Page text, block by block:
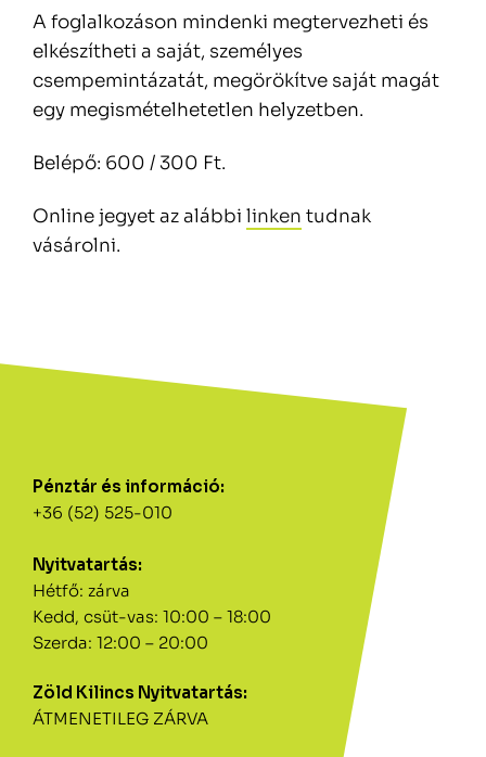
Pénztár és információ:
+36 (52) 525-010
Nyitvatartás:
Hétfő: zárva
Kedd, csüt-vas: 10:00 – 18:00
Szerda: 12:00 – 20:00
Zöld Kilincs Nyitvatartás:
ÁTMENETILEG ZÁRVA
A foglalkozáson mindenki megtervezheti és
elkészítheti a saját, személyes
csempemintázatát, megörökítve saját magát
egy megismételhetetlen helyzetben.
Belépő: 600 / 300 Ft.
Online jegyet az alábbi linken tudnak
vásárolni.